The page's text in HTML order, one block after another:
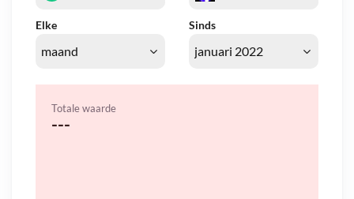
Elke Sinds
Totale waarde
---